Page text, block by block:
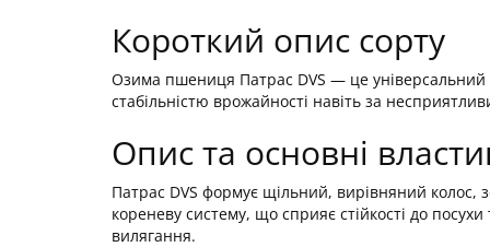
Короткий опис сорту
Озима пшениця Патрас DVS — це універсальний
стабільністю врожайності навіть за
Опис та основні
Патрас DVS формує щільний, вирівняний колос,
кореневу систему, що сприяє стійкості до
вилягання.